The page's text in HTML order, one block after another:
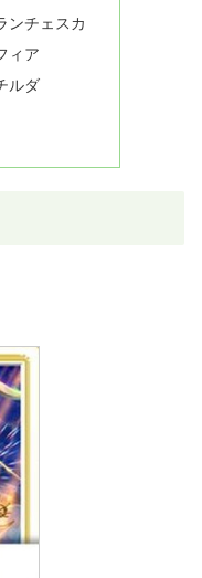
ンチェスカ
ィア
ルダ